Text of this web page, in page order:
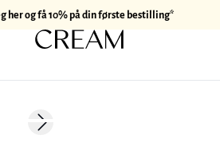
her og få 10% på din første bestilling*
Next slide